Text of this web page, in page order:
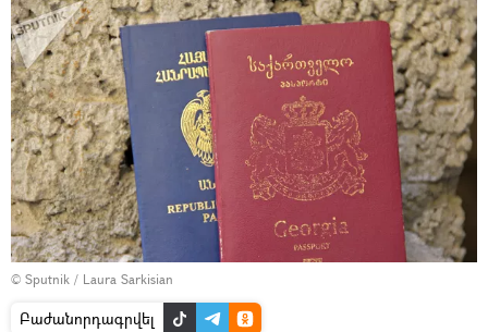
© Sputnik / Laura Sarkisian
Բաժանորդագրվել